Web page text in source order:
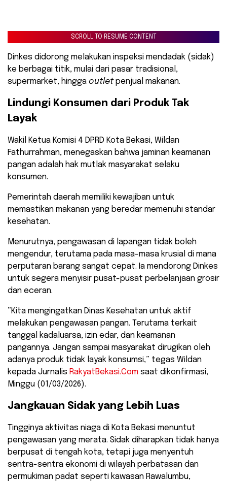
SCROLL TO RESUME CONTENT
Dinkes didorong melakukan inspeksi mendadak (sidak)
ke berbagai titik, mulai dari pasar tradisional,
supermarket, hingga outletpenjual makanan.
​Lindungi Konsumen dari Produk Tak
Layak
​Wakil Ketua Komisi 4 DPRD Kota Bekasi, Wildan
Fathurrahman, menegaskan bahwa jaminan keamanan
pangan adalah hak mutlak masyarakat selaku
konsumen.
Pemerintah daerah memiliki kewajiban untuk
memastikan makanan yang beredar memenuhi standar
kesehatan.
​Menurutnya, pengawasan di lapangan tidak boleh
mengendur, terutama pada masa-masa krusial di mana
perputaran barang sangat cepat. Ia mendorong Dinkes
untuk segera menyisir pusat-pusat perbelanjaan grosir
dan eceran.
​”Kita mengingatkan Dinas Kesehatan untuk aktif
melakukan pengawasan pangan. Terutama terkait
tanggal kadaluarsa, izin edar, dan keamanan
pangannya. Jangan sampai masyarakat dirugikan oleh
adanya produk tidak layak konsumsi,” tegas Wildan
kepada Jurnalis RakyatBekasi.Com saat dikonfirmasi,
Minggu (01/03/2026).
​Jangkauan Sidak yang Lebih Luas
​Tingginya aktivitas niaga di Kota Bekasi menuntut
pengawasan yang merata. Sidak diharapkan tidak hanya
berpusat di tengah kota, tetapi juga menyentuh
sentra-sentra ekonomi di wilayah perbatasan dan
permukiman padat seperti kawasan Rawalumbu,